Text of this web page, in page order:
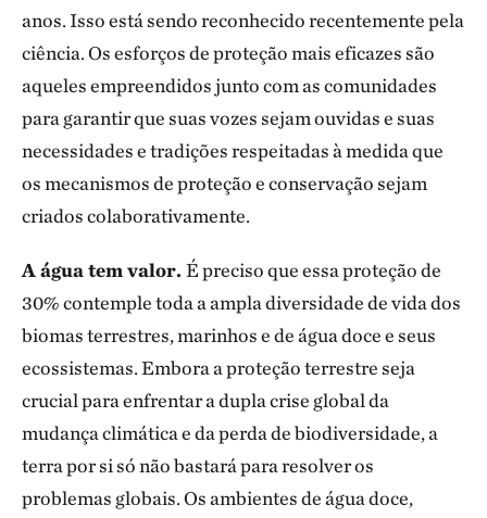
anos. Isso está sendo reconhecido recentemente pela
ciência. Os esforços de proteção mais eficazes são
aqueles empreendidos junto com as comunidades
para garantir que suas vozes sejam ouvidas e suas
necessidades e tradições respeitadas à medida que
os mecanismos de proteção e conservação sejam
criados colaborativamente.
A água tem valor.É preciso que essa proteção de
30% contemple toda a ampla diversidade de vida dos
biomas terrestres, marinhos e de água doce e seus
ecossistemas. Embora a proteção terrestre seja
crucial para enfrentar a dupla crise global da
mudança climática e da perda de biodiversidade, a
terra por si só não bastará para resolver os
problemas globais. Os ambientes de água doce,